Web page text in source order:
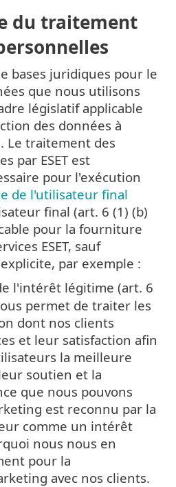
du traitement
bases juridiques pour le
que nous utilisons
législatif applicable
des données à
Le traitement des
par ESET est
pour l'exécution
de l'utilisateur final
final (art. 6 (1) (b)
pour la fourniture
ESET, sauf
par exemple :
l'intérêt légitime (art. 6
permet de traiter les
dont nos clients
et leur satisfaction afin
la meilleure
soutien et la
que nous pouvons
est reconnu par la
comme un intérêt
nous nous en
pour la
avec nos clients.